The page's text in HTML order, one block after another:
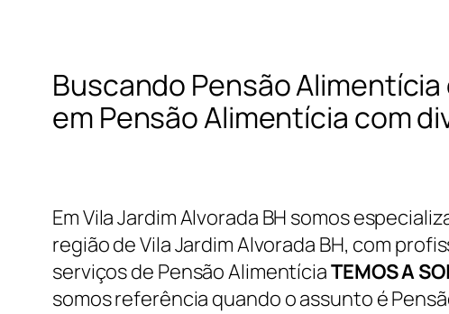
Buscando Pensão Alimentícia
em Pensão Alimentícia com
Em Vila Jardim Alvorada BH somos
região de Vila Jardim Alvorada BH, com
serviços de Pensão AlimentíciaTEMOS A
somos referência quando o assunto é